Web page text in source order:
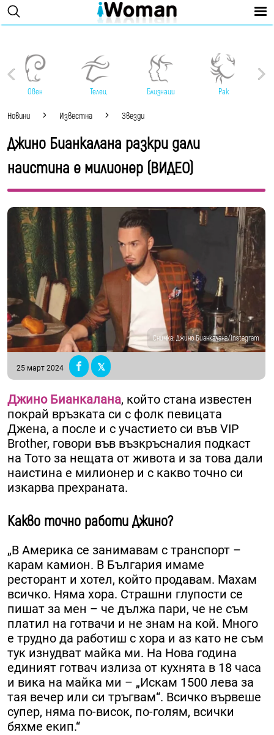
Овен Телец Близнаци Рак
Новини Известна Звезди
Джино Бианкалана разкри дали
наистина е милионер (ВИДЕО)
Снимка: Джино Бианкалана/Instagram
25 март 2024
Джино Бианкалана, който стана известен
покрай връзката си с фолк певицата
Джена, а после и с участието си във VIP
Brother, говори във възкръсналия подкаст
на Тото за нещата от живота и за това дали
наистина е милионер и с какво точно си
изкарва прехраната.
Какво точно работи Джино?
„В Америка се занимавам с транспорт –
карам камион. В България имаме
ресторант и хотел, който продавам. Махам
всичко. Няма хора. Страшни глупости се
пишат за мен – че дължа пари, че не съм
платил на готвачи и не знам на кой. Много
е трудно да работиш с хора и аз като не съм
тук изнудват майка ми. На Нова година
единият готвач излиза от кухнята в 18 часа
и вика на майка ми – „Искам 1500 лева за
тая вечер или си тръгвам“. Всичко вървеше
супер, няма по-висок, по-голям, всички
бяхме екип.“